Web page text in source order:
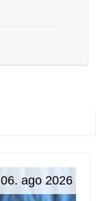
06. ago 2026